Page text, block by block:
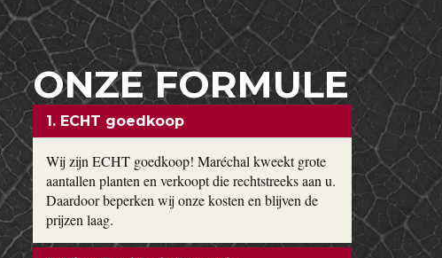
ONZE FORMULE
1. ECHT goedkoop
Wij zijn ECHT goedkoop! Maréchal kweekt grote
aantallen planten en verkoopt die rechtstreeks aan u.
Daardoor beperken wij onze kosten en blijven de
prijzen laag.